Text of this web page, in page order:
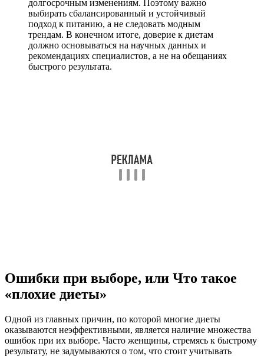
долгосрочным изменениям. Поэтому важно
выбирать сбалансированный и устойчивый
подход к питанию, а не следовать модным
трендам. В конечном итоге, доверие к диетам
должно основываться на научных данных и
рекомендациях специалистов, а не на обещаниях
быстрого результата.
Ошибки при выборе, или Что такое
«плохие диеты»
Одной из главных причин, по которой многие диеты
оказываются неэффективными, является наличие множества
ошибок при их выборе. Часто женщины, стремясь к быстрому
результату, не задумываются о том, что стоит учитывать